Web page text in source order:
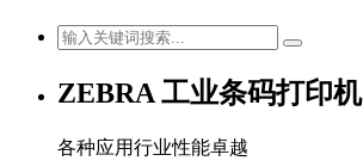
ZEBRA 工业条码打印机
各种应用行业性能卓越